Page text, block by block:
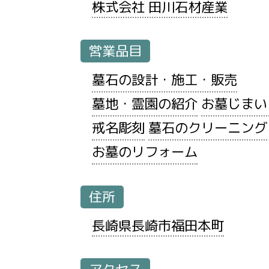
株式会社 田川石材産業
営業品目
墓石の設計・施工・販売
墓地・霊園の紹介 お墓じま
戒名彫刻 墓石のクリーニング
お墓のリフォーム
住所
長崎県長崎市福田本町